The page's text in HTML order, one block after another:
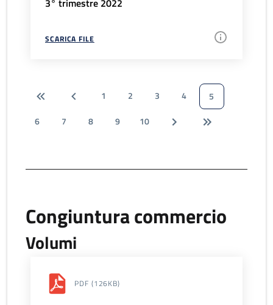
3° trimestre 2022
SCARICA FILE
1 2 3 4
5
6
7 8 9 10
Congiuntura commercio
Volumi
PDF (126KB)